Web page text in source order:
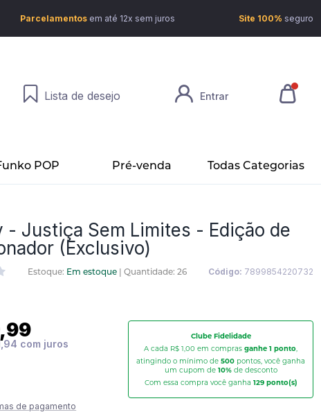
Parcelamentos em até 12x sem juros Site 100% seguro
Lista de desejo Entrar
POP Pré-venda Todas Categorias
- Justiça Sem Limites - Edição de
(Exclusivo)
Estoque: Em estoque | Quantidade: 26 Código: 7899854220732
Clube Fidelidade
A cada R$ 1,00 em comprasganhe 1 ponto,
atingindo o mínimo de500 pontos, você ganha
um cupom de 10%de desconto
Com essa compra você ganha 129ponto(s)
de pagamento